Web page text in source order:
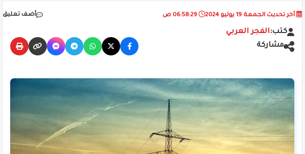
أخر تحديث الجمعة 19 يوليو 2024 أضف تعليق
كتب:الفجر العربي
مشاركة